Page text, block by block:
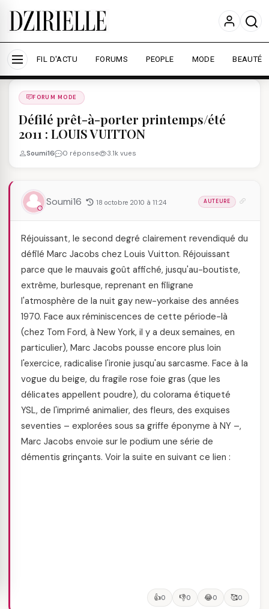
Nous utilisons des cookies pour améliorer votre
expérience et mesurer l'audience.
En savoir plus
Accepter tout Personnaliser
FIL D'ACTU FORUMS PEOPLE MODE BEAUTÉ
Forums
FORUM MODE
Défilé prêt-à-porter printemps/été
2011 : LOUIS VUITTON
Soumi16 0 réponse 3.1k vues
Soumi16 18 octobre 2010 à 11:24 AUTEURE
Réjouissant, le second degré clairement revendiqué du
défilé Marc Jacobs chez Louis Vuitton. Réjouissant
parce que le mauvais goût affiché, jusqu'au-boutiste,
extrême, burlesque, reprenant en filigrane
l'atmosphère de la nuit gay new-yorkaise des années
1970. Face aux réminiscences de cette période-là
(chez Tom Ford, à New York, il y a deux semaines, en
particulier), Marc Jacobs pousse encore plus loin
l'exercice, radicalise l'ironie jusqu'au sarcasme. Face à la
vogue du beige, du fragile rose foie gras (que les
délicates appellent poudre), du colorama étiqueté
YSL, de l'imprimé animalier, des fleurs, des exquises
seventies – explorées sous sa griffe éponyme à NY –,
Marc Jacobs envoie sur le podium une série de
démentis grinçants. Voir la suite en suivant ce lien :
👍0 👎0 😂0 🥰0